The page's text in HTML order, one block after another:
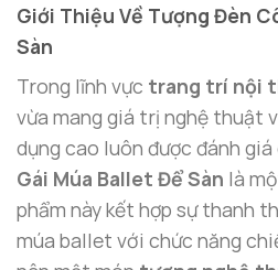
Giới Thiệu Về Tượng Đèn
Sàn
Trong lĩnh vực trang trí nội
vừa mang giá trị nghệ thuật
dụng cao luôn được đánh giá
Gái Múa Ballet Để Sàn là
phẩm này kết hợp sự thanh
múa ballet với chức năng